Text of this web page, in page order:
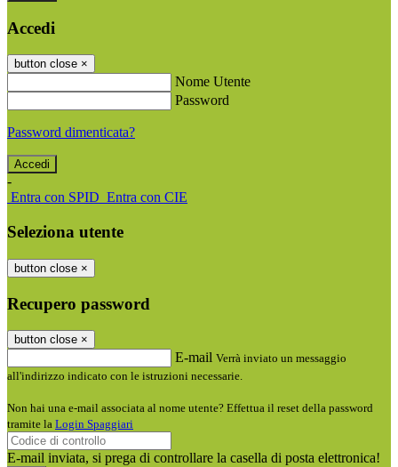
Accedi
button close ×
Nome Utente
Password
Password dimenticata?
-
Entra con SPID Entra con CIE
Seleziona utente
button close ×
Recupero password
button close ×
E-mail Verrà inviato un messaggio
all'indirizzo indicato con le istruzioni necessarie.
Non hai una e-mail associata al nome utente? Effettua il reset della password
tramite la Login Spaggiari
E-mail inviata, si prega di controllare la casella di posta elettronica!